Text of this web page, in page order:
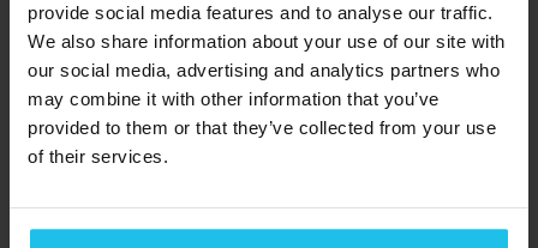
provide social media features and to analyse our traffic.
We also share information about your use of our site with
our social media, advertising and analytics partners who
may combine it with other information that you’ve
provided to them or that they’ve collected from your use
of their services.